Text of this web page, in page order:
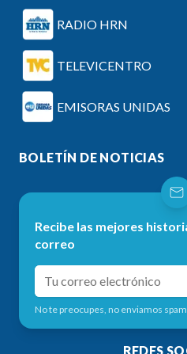
RADIO HRN
TELEVICENTRO
EMISORAS UNIDAS
BOLETÍN DE NOTICIAS
Recibe las mejores
correo
No te preocupes, no enviamos spam.
REDES